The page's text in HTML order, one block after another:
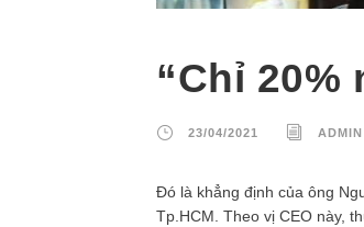
“Chỉ
23/04/2021 ADMIN
Đó là khẳng định của ông
Tp.HCM. Theo vị CEO này,